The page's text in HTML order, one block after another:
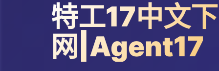
特工17中文
网|Agent17